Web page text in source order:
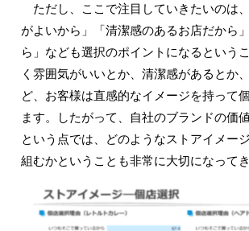
ただし、ここで注目していきたいのは
がよいから」「清潔感のあるお店だから
ら」なども選択のポイントになるという
く雰囲気がいいとか、清潔感があるとか
ど、お客様は直感的なイメージを持って
ます。したがって、自社のブランドの価
という点では、どのようなストアイメー
組むかということも非常に大切になってき